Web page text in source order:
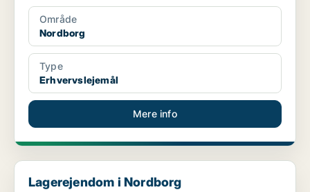
Område
Nordborg
Type
Erhvervslejemål
Mere info
Lagerejendom i Nordborg
Lagerejendom i Nordborg